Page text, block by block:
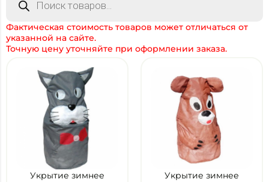
Фактическая стоимость товаров может отличаться от
указанной на сайте.
Точную цену уточняйте при оформлении заказа.
Укрытие зимнее
Укрытие зимнее